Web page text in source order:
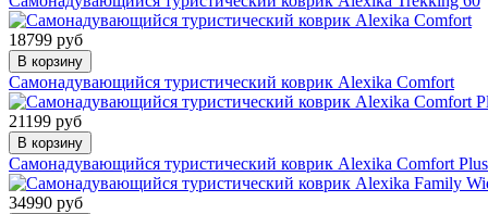
18799 руб
В корзину
Самонадувающийся туристический коврик Alexika Comfort
21199 руб
В корзину
Самонадувающийся туристический коврик Alexika Comfort Plus
34990 руб